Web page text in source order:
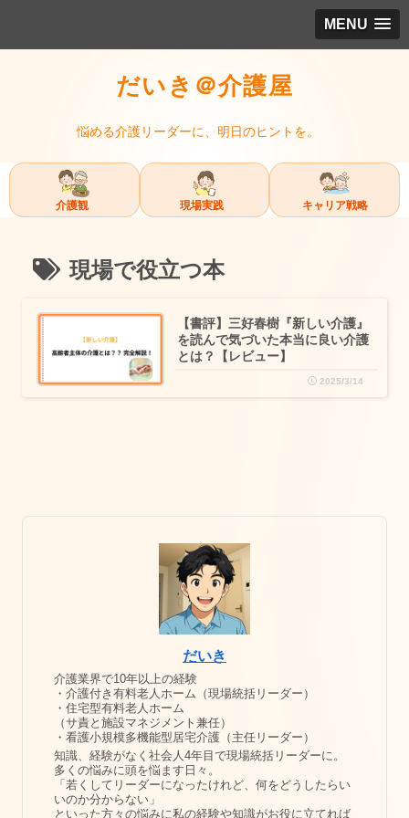
MENU
だいき＠介護屋
悩める介護リーダーに、明日のヒントを。
介護観 現場実践 キャリア戦略
現場で役立つ本
【書評】三好春樹『新しい介護』
を読んで気づいた本当に良い介護
とは？【レビュー】
2025/3/14
だいき
介護業界で10年以上の経験
・介護付き有料老人ホーム（現場統括リーダー）
・住宅型有料老人ホーム
（サ責と施設マネジメント兼任）
・看護小規模多機能型居宅介護（主任リーダー）
知識、経験がなく社会人4年目で現場統括リーダーに。
多くの悩みに頭を悩ます日々。
「若くしてリーダーになったけれど、何をどうしたらい
いのか分からない」
といった方々の悩みに私の経験や知識がお役に立てれば